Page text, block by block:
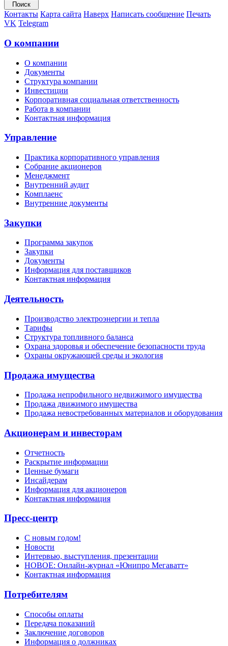
Контакты Карта сайта Наверх Написать сообщение Печать
VK Telegram
О компании
О компании
Документы
Структура компании
Инвестиции
Корпоративная социальная ответственность
Работа в компании
Контактная информация
Управление
Практика корпоративного управления
Собрание акционеров
Менеджмент
Внутренний аудит
Комплаенс
Внутренние документы
Закупки
Программа закупок
Закупки
Документы
Информация для поставщиков
Контактная информация
Деятельность
Производство электроэнергии и тепла
Тарифы
Структура топливного баланса
Охрана здоровья и обеспечение безопасности труда
Охраны окружающей среды и экология
Продажа имущества
Продажа непрофильного недвижимого имущества
Продажа движимого имущества
Продажа невостребованных материалов и оборудования
Акционерам и инвесторам
Отчетность
Раскрытие информации
Ценные бумаги
Инсайдерам
Информация для акционеров
Контактная информация
Пресс-центр
С новым годом!
Новости
Интервью, выступления, презентации
НОВОЕ: Онлайн-журнал «Юнипро Мегаватт»
Контактная информация
Потребителям
Способы оплаты
Передача показаний
Заключение договоров
Информация о должниках